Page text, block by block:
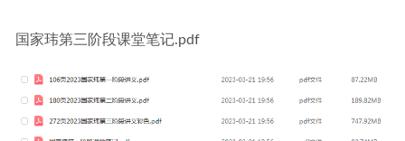
国家玮第三阶段课堂笔记.pdf